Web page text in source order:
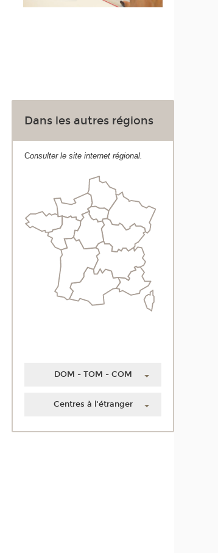
Dans les autres régions
Consulter le site internet régional.
DOM - TOM - COM
Martinique
Centres à l'étranger